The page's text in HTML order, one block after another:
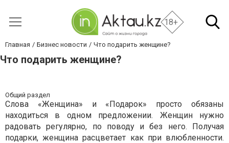
18+
Главная Бизнес новости Что подарить женщине?
Что подарить женщине?
Общий раздел
Слова «Женщина» и «Подарок» просто обязаны
находиться в одном предложении. Женщин нужно
радовать регулярно, по поводу и без него. Получая
подарки, женщина расцветает как при влюбленности.